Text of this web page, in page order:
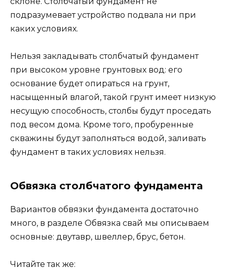
подразумевает устройство подвала ни при
каких условиях.
Нельзя закладывать столбчатый фундамент
при высоком уровне грунтовых вод: его
основание будет опираться на грунт,
насыщенный влагой, такой грунт имеет низкую
несущую способность, столбы будут проседать
под весом дома. Кроме того, пробуренные
скважины будут заполняться водой, заливать
фундамент в таких условиях нельзя.
Обвязка столбчатого фундамента
Вариантов обвязки фундамента достаточно
много, в разделе Обвязка свай мы описываем
основные: двутавр, швеллер, брус, бетон.
Читайте так же: